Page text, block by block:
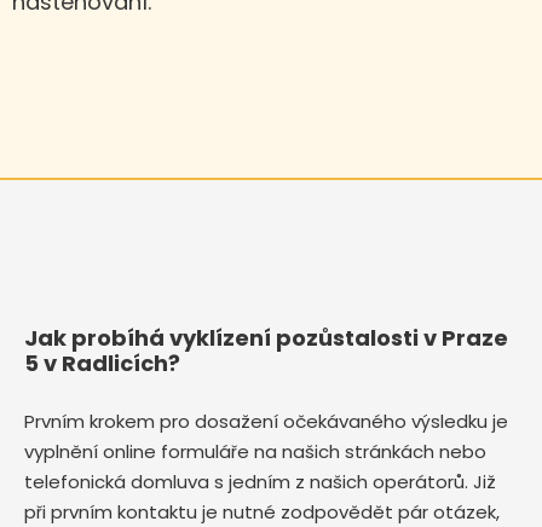
Jak probíhá vyklízení pozůstalosti v Praze
5 v Radlicích?
Prvním krokem pro dosažení očekávaného výsledku je
vyplnění online formuláře na našich stránkách nebo
telefonická domluva s jedním z našich operátorů. Již
při prvním kontaktu je nutné zodpovědět pár otázek,